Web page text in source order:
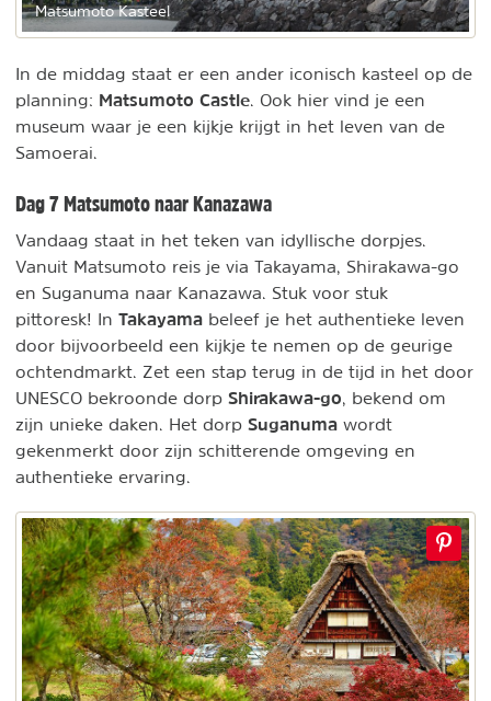
Matsumoto Kasteel
In de middag staat er een ander iconisch kasteel op de
planning: Matsumoto Castle. Ook hier vind je een
museum waar je een kijkje krijgt in het leven van de
Samoerai.
Dag 7 Matsumoto naar Kanazawa
Vandaag staat in het teken van idyllische dorpjes.
Vanuit Matsumoto reis je via Takayama, Shirakawa-go
en Suganuma naar Kanazawa. Stuk voor stuk
pittoresk! In Takayama beleef je het authentieke leven
door bijvoorbeeld een kijkje te nemen op de geurige
ochtendmarkt. Zet een stap terug in de tijd in het door
UNESCO bekroonde dorp Shirakawa-go, bekend om
zijn unieke daken. Het dorp Suganuma wordt
gekenmerkt door zijn schitterende omgeving en
authentieke ervaring.